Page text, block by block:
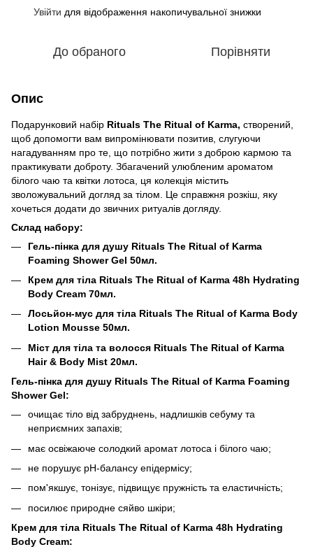
Увійти для відображення накопичувальної знижки
До обраного Порівняти
Опис
Подарунковий набір Rituals The Ritual of Karma, створений,
щоб допомогти вам випромінювати позитив, слугуючи
нагадуванням про те, що потрібно жити з доброю кармою та
практикувати доброту. Збагачений улюбленим ароматом
білого чаю та квітки лотоса, ця колекція містить
зволожувальний догляд за тілом. Це справжня розкіш, яку
хочеться додати до звичних ритуалів догляду.
Склад набору:
Гель-пінка для душу Rituals The Ritual of Karma
Foaming Shower Gel 50мл.
Крем для тіла Rituals The Ritual of Karma 48h Hydrating
Body Cream 70мл.
Лосьйон-мус для тіла Rituals The Ritual of Karma Body
Lotion Mousse 50мл.
Міст для тіла та волосся Rituals The Ritual of Karma
Hair & Body Mist 20мл.
Гель-пінка для душу Rituals The Ritual of Karma Foaming
Shower Gel:
очищає тіло від забруднень, надлишків себуму та
неприємних запахів;
має освіжаюче солодкий аромат лотоса і білого чаю;
не порушує рН-балансу епідермісу;
пом'якшує, тонізує, підвищує пружність та еластичність;
посилює природне сяйво шкіри;
Крем для тіла Rituals The Ritual of Karma 48h Hydrating
Body Cream: